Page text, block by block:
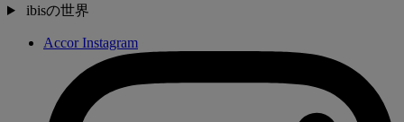
ibisの世界
Accor Instagram